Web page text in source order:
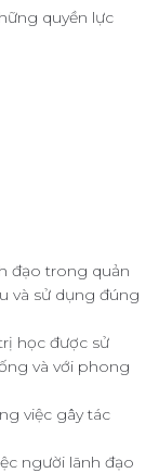
quyền lực
đạo trong quản
và sử dụng đúng
học được sử
và với phong
việc gây tác
người lãnh đạo